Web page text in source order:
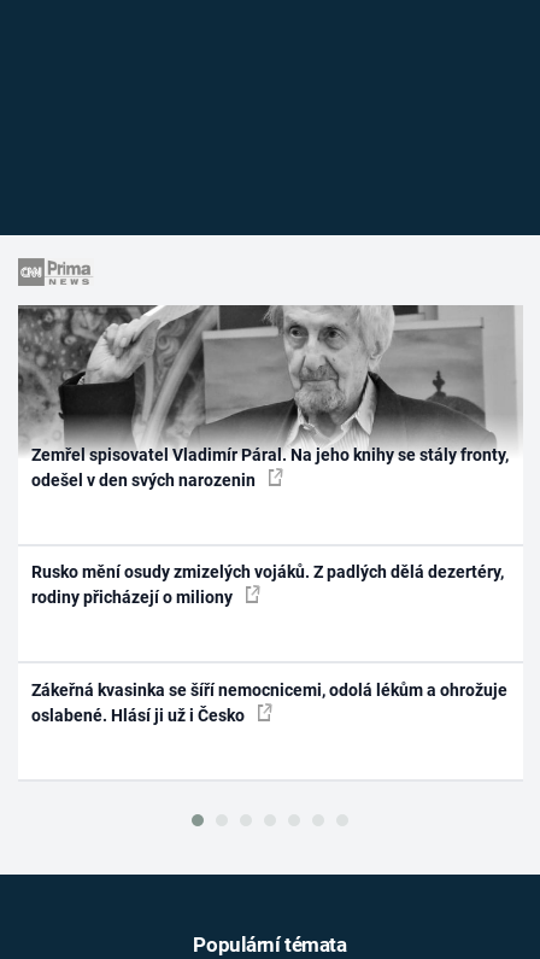
Zemřel spisovatel Vladimír Páral. Na jeho knihy se stály fronty,
odešel v den svých narozenin
Rusko mění osudy zmizelých vojáků. Z padlých dělá dezertéry,
rodiny přicházejí o miliony
Zákeřná kvasinka se šíří nemocnicemi, odolá lékům a ohrožuje
oslabené. Hlásí ji už i Česko
Populární témata